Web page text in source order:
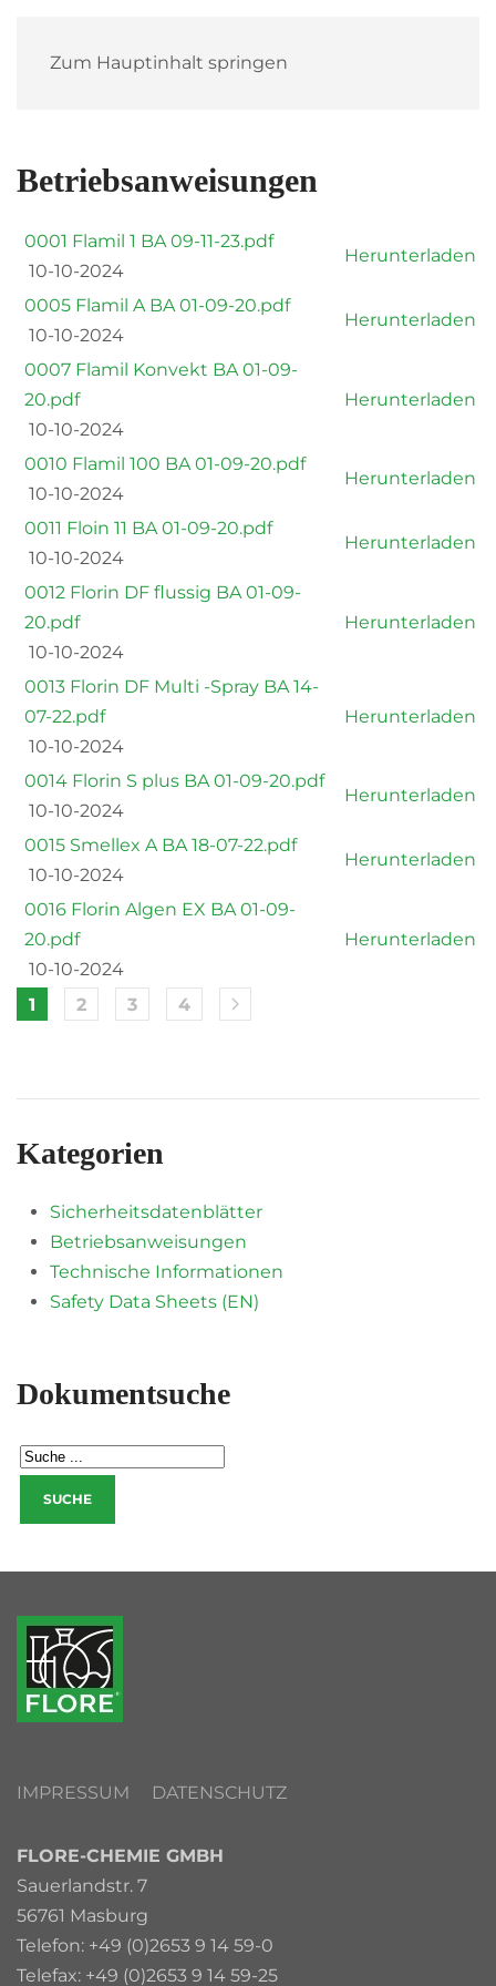
Zum Hauptinhalt springen
Betriebsanweisungen
0001 Flamil 1 BA 09-11-23.pdf
10-10-2024
Herunterladen
0005 Flamil A BA 01-09-20.pdf
10-10-2024
Herunterladen
0007 Flamil Konvekt BA 01-09-
20.pdf
10-10-2024
Herunterladen
0010 Flamil 100 BA 01-09-20.pdf
10-10-2024
Herunterladen
0011 Floin 11 BA 01-09-20.pdf
10-10-2024
Herunterladen
0012 Florin DF flussig BA 01-09-
20.pdf
10-10-2024
Herunterladen
0013 Florin DF Multi -Spray BA 14-
07-22.pdf
10-10-2024
Herunterladen
0014 Florin S plus BA 01-09-20.pdf
10-10-2024
Herunterladen
0015 Smellex A BA 18-07-22.pdf
10-10-2024
Herunterladen
0016 Florin Algen EX BA 01-09-
20.pdf
10-10-2024
Herunterladen
1 2 3 4
Kategorien
Sicherheitsdatenblätter
Betriebsanweisungen
Technische Informationen
Safety Data Sheets (EN)
Dokumentsuche
IMPRESSUM DATENSCHUTZ
FLORE-CHEMIE GMBH
Sauerlandstr. 7
56761 Masburg
Telefon: +49 (0)2653 9 14 59-0
Telefax: +49 (0)2653 9 14 59-25